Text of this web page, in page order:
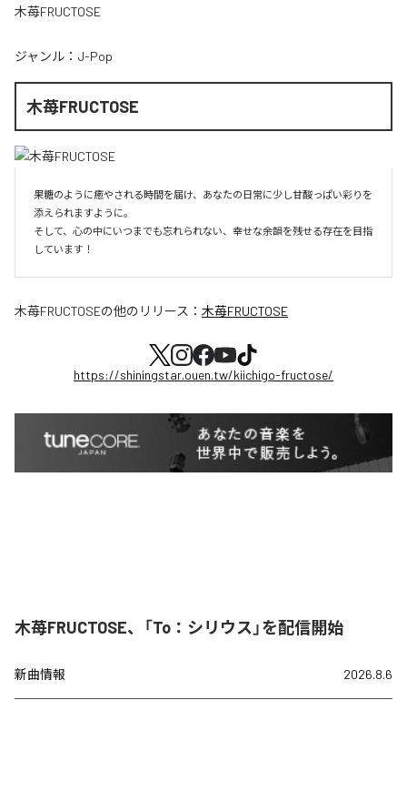
木苺FRUCTOSE
ジャンル： J-Pop
木苺FRUCTOSE
果糖のように癒やされる時間を届け、あなたの日常に少し甘酸っぱい彩りを
添えられますように。
そして、心の中にいつまでも忘れられない、幸せな余韻を残せる存在を目指
しています！
木苺FRUCTOSEの他のリリース： 木苺FRUCTOSE
https://shiningstar.ouen.tw/kiichigo-fructose/
木苺FRUCTOSE、「To：シリウス」を配信開始
新曲情報 2026.8.6